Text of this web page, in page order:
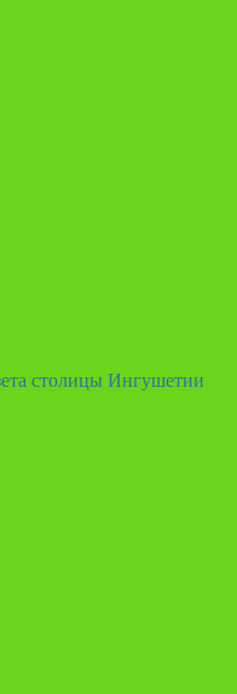
столицы Ингушетии